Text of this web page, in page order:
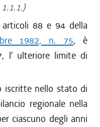
88 e 94 della
1982, n. 75, è
l' ulteriore limite di
iscritte nello stato di
regionale nella
ciascuno degli anni